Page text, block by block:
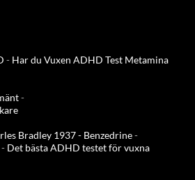
- Har du Vuxen ADHD Test Metamina
-
Bradley 1937 - Benzedrine-
- Det bästa ADHD testet för vuxna